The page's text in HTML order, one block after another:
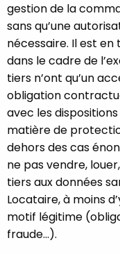
gestion de la
sans qu’une
nécessaire. Il est
dans le cadre de
tiers n’ont qu’un
obligation
avec les
matière de
dehors des cas
ne pas vendre,
tiers aux données
Locataire, à moins
motif légitime
fraude...).